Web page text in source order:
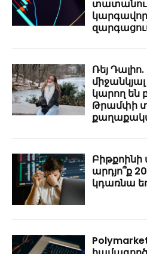
Ռեյ
կարող են
Թրամփի
արդյո՞ք
կդառնա